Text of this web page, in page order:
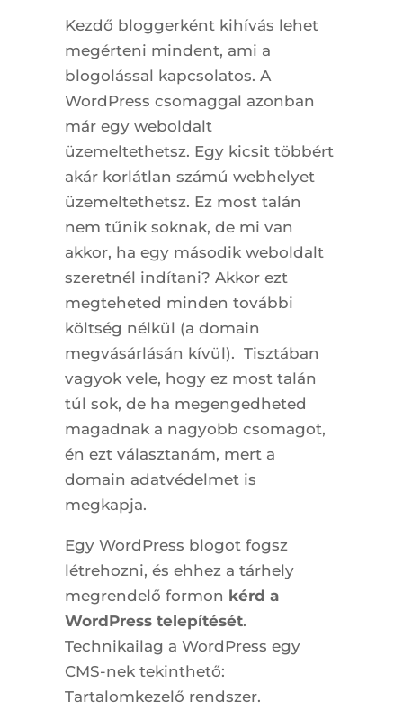
Kezdő bloggerként kihívás lehet
megérteni mindent, ami a
blogolással kapcsolatos. A
WordPress csomaggal azonban
már egy weboldalt
üzemeltethetsz. Egy kicsit többért
akár korlátlan számú webhelyet
üzemeltethetsz. Ez most talán
nem tűnik soknak, de mi van
akkor, ha egy második weboldalt
szeretnél indítani? Akkor ezt
megteheted minden további
költség nélkül (a domain
megvásárlásán kívül). Tisztában
vagyok vele, hogy ez most talán
túl sok, de ha megengedheted
magadnak a nagyobb csomagot,
én ezt választanám, mert a
domain adatvédelmet is
megkapja.
Egy WordPress blogot fogsz
létrehozni, és ehhez a tárhely
megrendelő formon kérd a
WordPress telepítését.
Technikailag a WordPress egy
CMS-nek tekinthető:
Tartalomkezelő rendszer.